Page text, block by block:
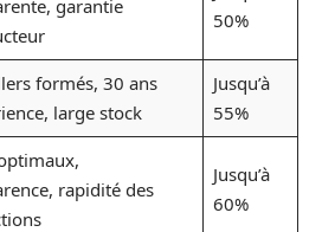
garantie
50%
formés, 30 ans
large stock
Jusqu’à
55%
rapidité des
Jusqu’à
60%